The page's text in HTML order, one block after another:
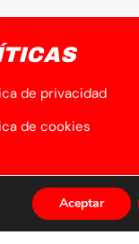
de privacidad
de cookies
Aceptar